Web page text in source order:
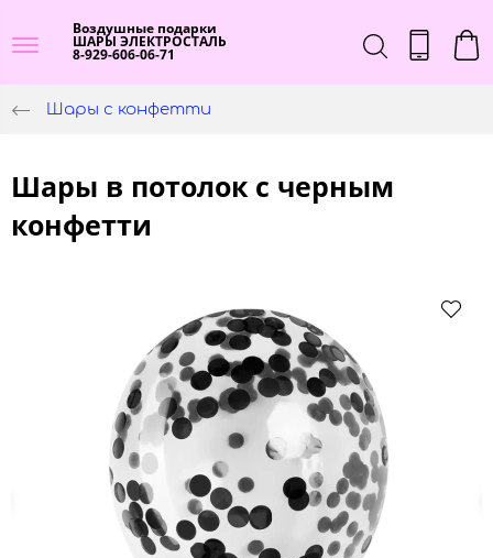
Воздушные подарки
ШАРЫ ЭЛЕКТРОСТАЛЬ
8-929-606-06-71
Шары с конфетти
Шары в потолок с черным
конфетти